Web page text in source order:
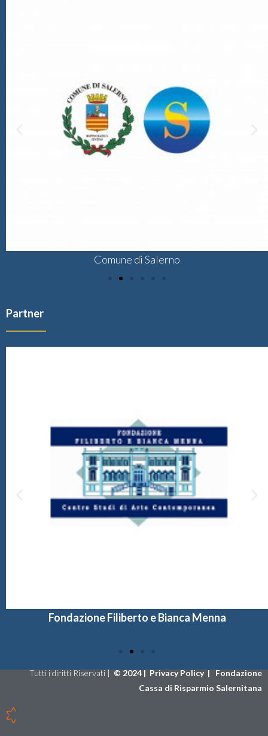
Comune di Salerno
Partner
Fondazione Filiberto e Bianca Menna
Tutti i diritti Riservati |©2024 |Privacy Policy|Fondazione
Cassa di Risparmio Salernitana